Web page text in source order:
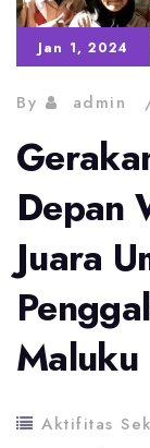
Jan 1, 2024
By admin
Depan
Juara
Maluku
Aktifitas